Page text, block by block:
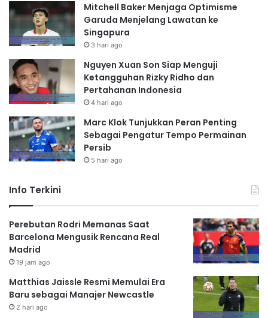
Mitchell Baker Menjaga Optimisme
Garuda Menjelang Lawatan ke
Singapura
3 hari ago
Nguyen Xuan Son Siap Menguji
Ketangguhan Rizky Ridho dan
Pertahanan Indonesia
4 hari ago
Marc Klok Tunjukkan Peran Penting
Sebagai Pengatur Tempo Permainan
Persib
5 hari ago
Info Terkini
Perebutan Rodri Memanas Saat
Barcelona Mengusik Rencana Real
Madrid
19 jam ago
Matthias Jaissle Resmi Memulai Era
Baru sebagai Manajer Newcastle
2 hari ago